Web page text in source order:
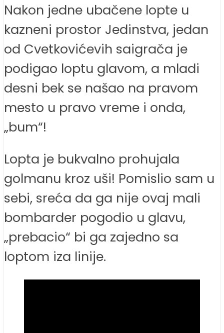
Nakon jedne ubačene lopte u
kazneni prostor Jedinstva, jedan
od Cvetkovićevih saigrača je
podigao loptu glavom, a mladi
desni bek se našao na pravom
mesto u pravo vreme i onda,
„bum“!
Lopta je bukvalno prohujala
golmanu kroz uši! Pomislio sam u
sebi, sreća da ga nije ovaj mali
bombarder pogodio u glavu,
„prebacio“ bi ga zajedno sa
loptom iza linije.